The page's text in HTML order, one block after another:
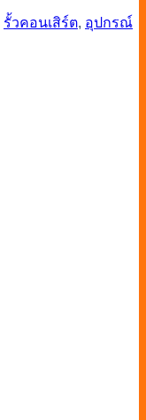
รั้วคอนเสิร์ต, อุปกรณ์